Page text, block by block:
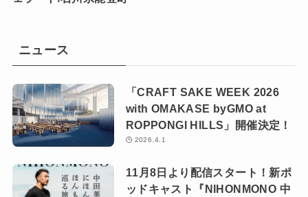
ニュース
「CRAFT SAKE WEEK 2026
with OMAKASE byGMO at
ROPPONGI HILLS」開催決定！
2026.4.1
11月8日より配信スタート！新ポ
ッドキャスト『NIHONMONO 中